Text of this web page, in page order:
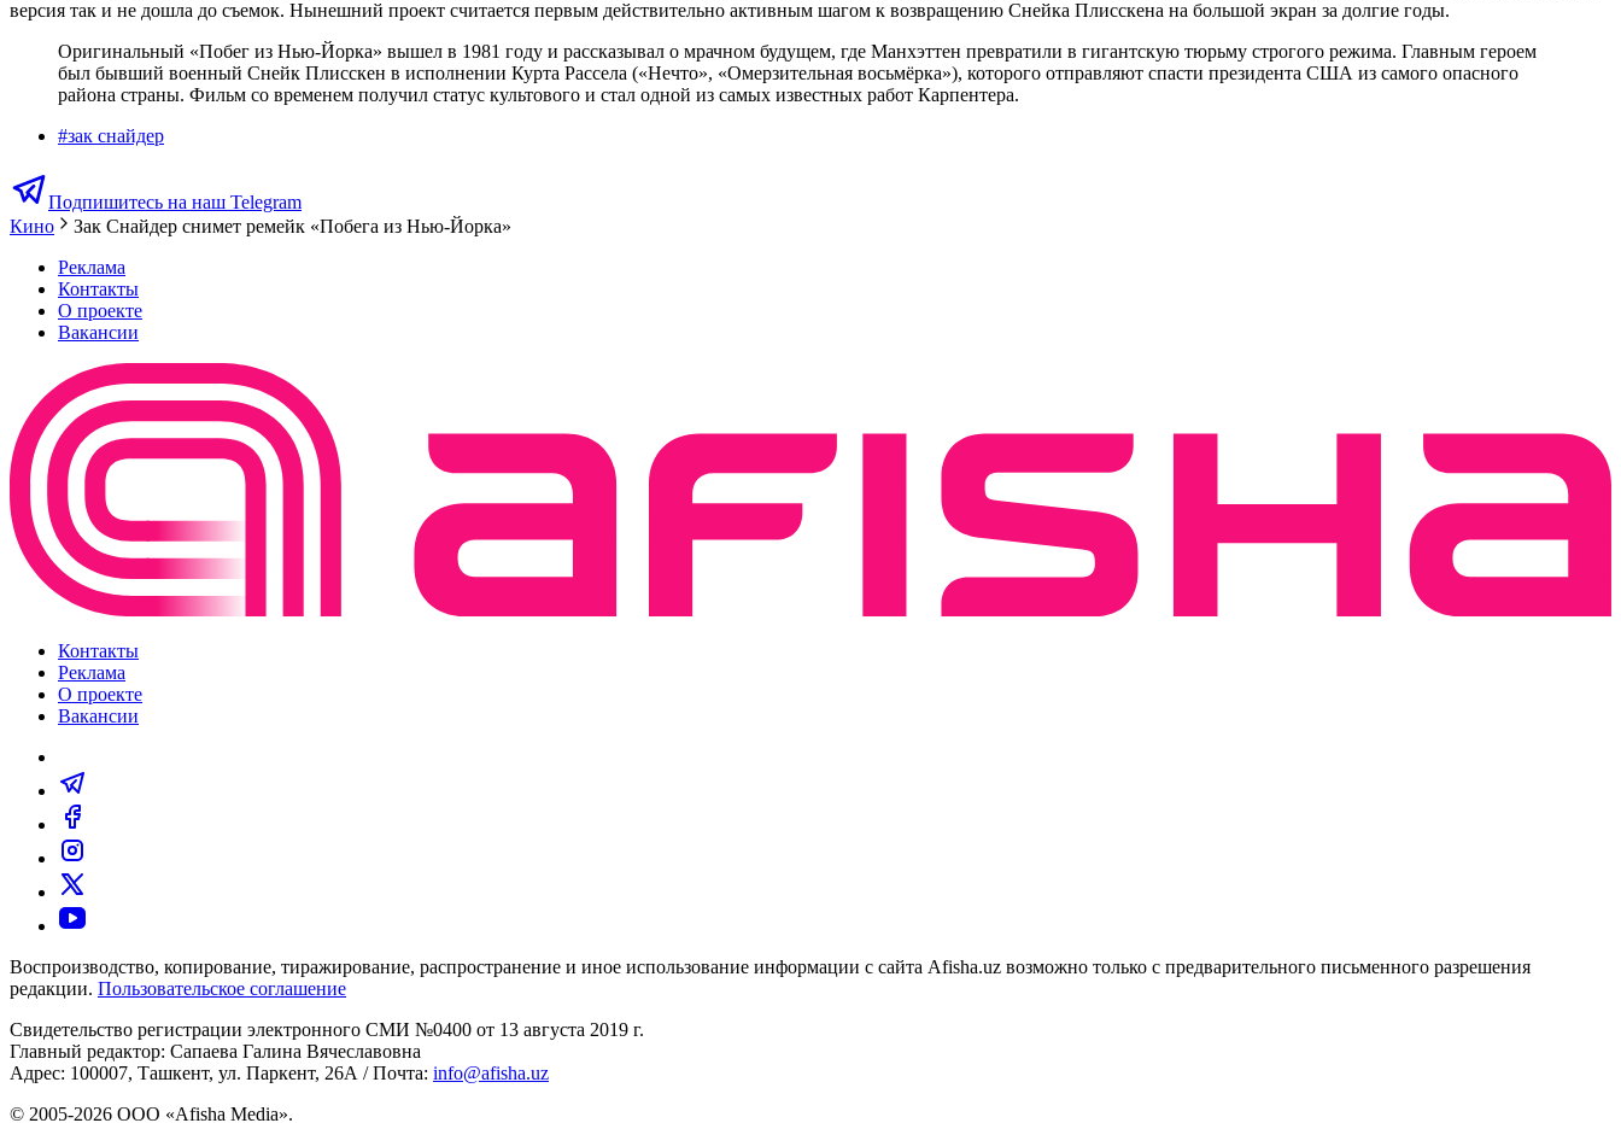
версия так и не дошла до съемок. Нынешний проект считается первым действительно активным шагом к возвращению Снейка Плисскена на большой экран за долгие годы.
Оригинальный «Побег из Нью-Йорка» вышел в 1981 году и рассказывал о мрачном будущем, где Манхэттен превратили в гигантскую тюрьму строгого режима. Главным героем
был бывший военный Снейк Плисскен в исполнении Курта Рассела («Нечто», «Омерзительная восьмёрка»), которого отправляют спасти президента США из самого опасного
района страны. Фильм со временем получил статус культового и стал одной из самых известных работ Карпентера.
#зак снайдер
Подпишитесь на наш Telegram
Кино
Зак Снайдер снимет ремейк «Побега из Нью-Йорка»
Реклама
Контакты
О проекте
Вакансии
Контакты
Реклама
О проекте
Вакансии
Воспроизводство, копирование, тиражирование, распространение и иное использование информации с сайта Afisha.uz возможно только с предварительного письменного разрешения
редакции. Пользовательское соглашение
Свидетельство регистрации электронного СМИ №0400 от 13 августа 2019 г.
Главный редактор: Сапаева Галина Вячеславовна
Адрес: 100007, Ташкент, ул. Паркент, 26А / Почта: info@afisha.uz
© 2005-2026 ООО «Afisha Media».